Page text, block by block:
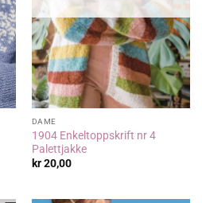
DAME
1904 Enkeltoppskrift nr 4
Palettjakke
kr20,00